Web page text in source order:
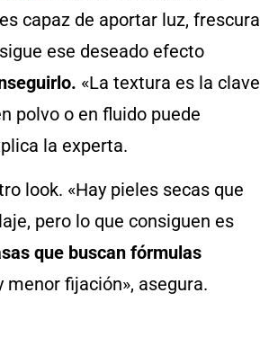
capaz de aportar luz, frescura
ese deseado efecto
«La textura es la clave
polvo o en fluido puede
la experta.
look. «Hay pieles secas que
pero lo que consiguen es
que buscan fórmulas
fijación», asegura.